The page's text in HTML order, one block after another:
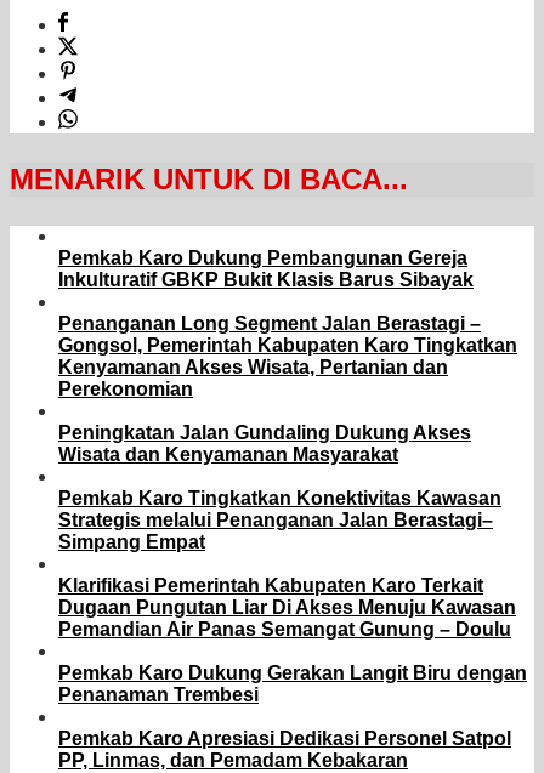
MENARIK UNTUK DI BACA...
Pemkab Karo Dukung Pembangunan Gereja
Inkulturatif GBKP Bukit Klasis Barus Sibayak
Penanganan Long Segment Jalan Berastagi –
Gongsol, Pemerintah Kabupaten Karo Tingkatkan
Kenyamanan Akses Wisata, Pertanian dan
Perekonomian
Peningkatan Jalan Gundaling Dukung Akses
Wisata dan Kenyamanan Masyarakat
Pemkab Karo Tingkatkan Konektivitas Kawasan
Strategis melalui Penanganan Jalan Berastagi–
Simpang Empat
Klarifikasi Pemerintah Kabupaten Karo Terkait
Dugaan Pungutan Liar Di Akses Menuju Kawasan
Pemandian Air Panas Semangat Gunung – Doulu
Pemkab Karo Dukung Gerakan Langit Biru dengan
Penanaman Trembesi
Pemkab Karo Apresiasi Dedikasi Personel Satpol
PP, Linmas, dan Pemadam Kebakaran